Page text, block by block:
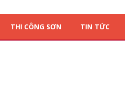
THI CÔNG SƠN TIN TỨC